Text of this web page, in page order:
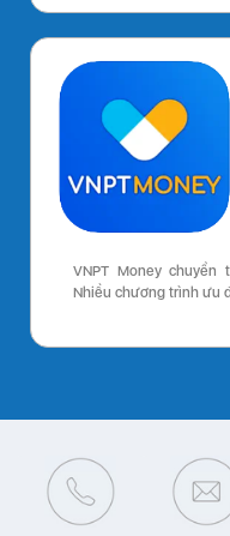
VNPT Money
Nhiều chương trình ưu